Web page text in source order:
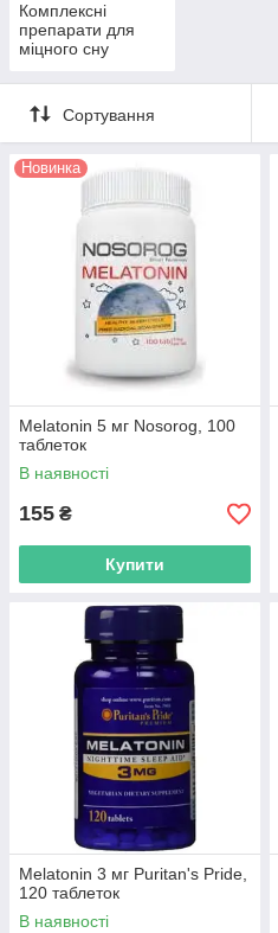
Комплексні
препарати для
міцного сну
Сортування
Новинка
Melatonin 5 мг Nosorog, 100
таблеток
В наявності
155 ₴
Купити
Melatonin 3 мг Puritan's Pride,
120 таблеток
В наявності